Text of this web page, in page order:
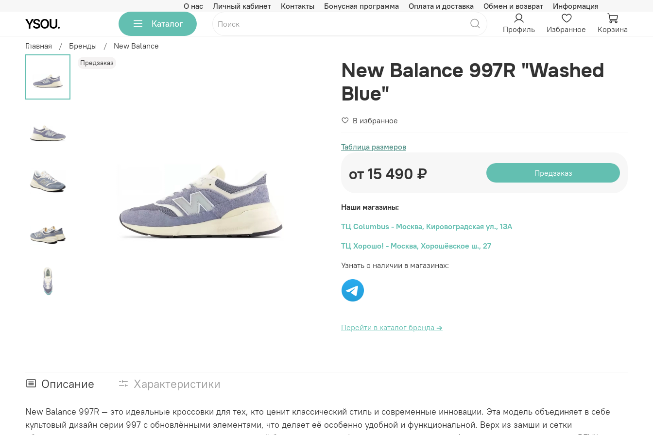
О нас Личный кабинет Контакты Бонусная программа Оплата и доставка Обмен и возврат Информация
Каталог Профиль Избранное
Корзина
Главная
Бренды New Balance
Предзаказ
New Balance 997R "Washed
Blue"
В избранное
Таблица размеров
от 15 490 ₽ Предзаказ
Наши магазины:
ТЦ Columbus - Москва, Кировоградская ул., 13А
ТЦ Хорошо! - Москва, Хорошёвское ш., 27
Узнать о наличии в магазинах:
Перейти в каталог бренда →
Описание Характеристики
New Balance 997R — это идеальные кроссовки для тех, кто ценит классический стиль и современные инновации. Эта модель объединяет в себе
культовый дизайн серии 997 с обновлёнными элементами, что делает её особенно удобной и функциональной. Верх из замши и сетки